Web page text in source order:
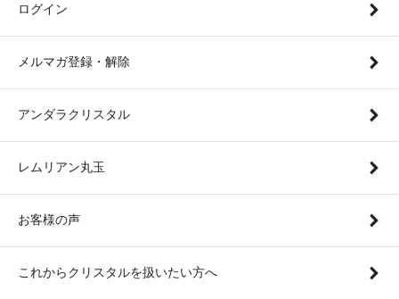
ログイン
メルマガ登録・解除
アンダラクリスタル
レムリアン丸玉
お客様の声
これからクリスタルを扱いたい方へ